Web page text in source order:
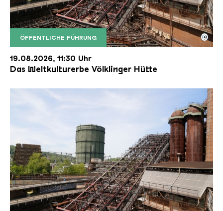
ÖFFENTLICHE FÜHRUNG
Der Erzschrägaufzug der Völklinger Hütte mit
Copyright: Weltkulturerbe Völklinger Hütte | Karl
©
19.08.2026, 11:30 Uhr
Das Weltkulturerbe Völklinger Hütte